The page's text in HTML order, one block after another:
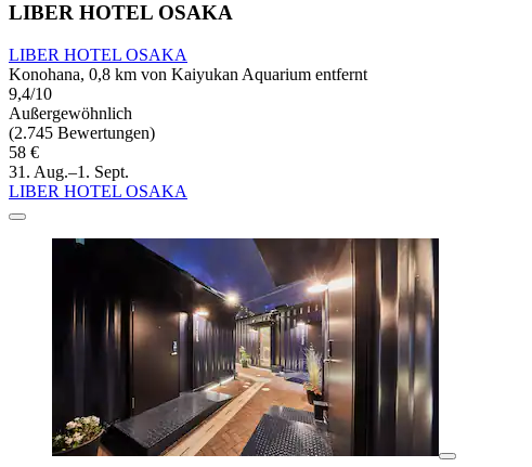
LIBER HOTEL OSAKA
LIBER HOTEL OSAKA
Konohana, 0,8 km von Kaiyukan Aquarium entfernt
9,4/10
Außergewöhnlich
(2.745 Bewertungen)
58 €
31. Aug.–1. Sept.
LIBER HOTEL OSAKA